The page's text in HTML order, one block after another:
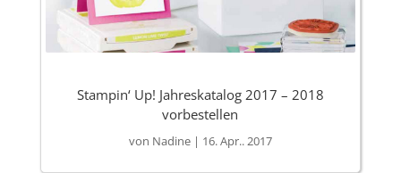
Stampin‘ Up! Jahreskatalog 2017 – 2018
vorbestellen
von Nadine| 16. Apr.. 2017